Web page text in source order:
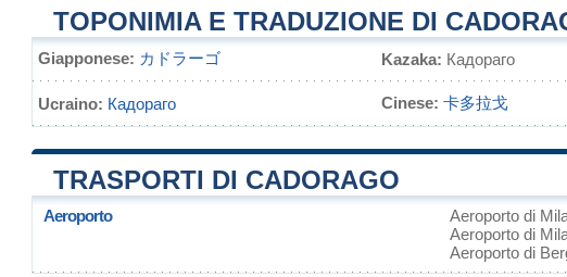
TOPONIMIA E TRADUZIONE DI
Giapponese: カドラーゴ Kazaka: Кадораго
Ucraino: Кадораго Cinese: 卡多拉戈
TRASPORTI DI CADORAGO
Aeroporto Aeroporto di
Aeroporto di
Aeroporto di